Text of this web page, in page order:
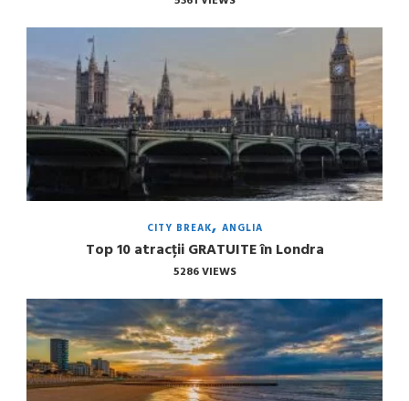
CITY BREAK ANGLIA
Top 10 atracții GRATUITE în Londra
5286 VIEWS